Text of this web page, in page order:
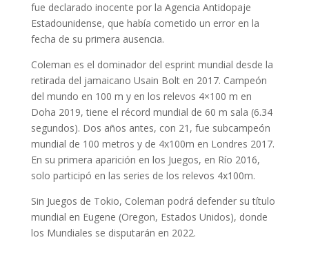
fue declarado inocente por la Agencia Antidopaje
Estadounidense, que había cometido un error en la
fecha de su primera ausencia.
Coleman es el dominador del esprint mundial desde la
retirada del jamaicano Usain Bolt en 2017. Campeón
del mundo en 100 m y en los relevos 4×100 m en
Doha 2019, tiene el récord mundial de 60 m sala (6.34
segundos). Dos años antes, con 21, fue subcampeón
mundial de 100 metros y de 4x100m en Londres 2017.
En su primera aparición en los Juegos, en Río 2016,
solo participó en las series de los relevos 4x100m.
Sin Juegos de Tokio, Coleman podrá defender su título
mundial en Eugene (Oregon, Estados Unidos), donde
los Mundiales se disputarán en 2022.